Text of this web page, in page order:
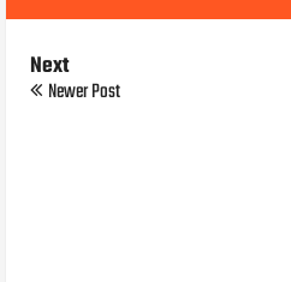
Next
Newer Post